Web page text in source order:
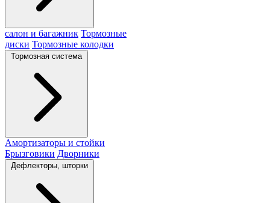
салон и багажник Тормозные
диски Тормозные колодки
Тормозная система
Амортизаторы и стойки
Брызговики Дворники
Дефлекторы, шторки